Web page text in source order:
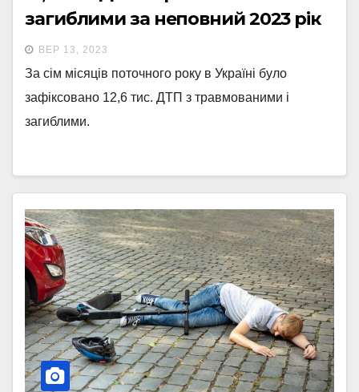
загиблими за неповний 2023 рік
ВЕР 13, 2023
За сім місяців поточного року в Україні було
зафіксовано 12,6 тис. ДТП з травмованими і
загиблими.